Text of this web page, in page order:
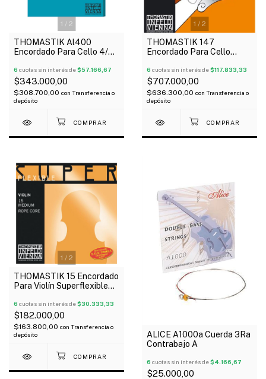
1 / 2
THOMASTIK Al400
Encordado Para Cello 4/4
6 cuotas sin interés de$57.166,67
$343.000,00
$308.700,00 con Transferencia o
depósito
1 / 2
THOMASTIK 147
Encordado Para Cello
6 cuotas sin interés de$117.833,33
$707.000,00
$636.300,00 con Transferencia o
depósito
1 / 2
THOMASTIK 15 Encordado
Para Violín Superflexible
6 cuotas sin interés de$30.333,33
$182.000,00
$163.800,00 con Transferencia o
depósito
ALICE A1000a Cuerda 3Ra
Contrabajo A
6 cuotas sin interés de$4.166,67
$25.000,00